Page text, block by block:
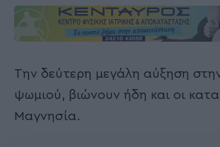
Την δεύτερη μεγάλη αύξηση
ψωμιού, βιώνουν ήδη και οι
Μαγνησία.